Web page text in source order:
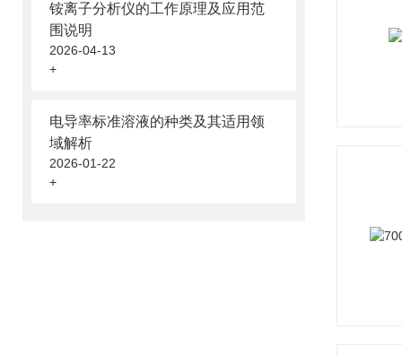
铵离子分析仪的工作原理及应用范
围说明
2026-04-13
+
电导率标准溶液的种类及其适用领
域解析
2026-01-22
+